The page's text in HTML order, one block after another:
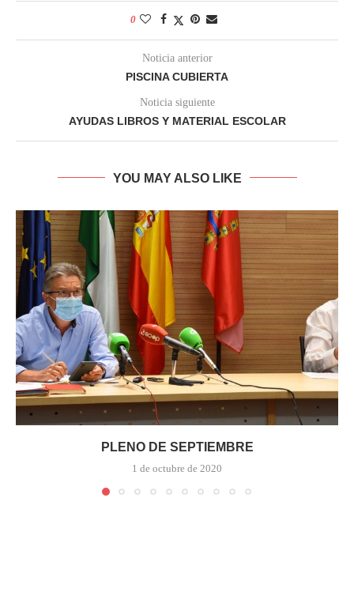
0
Noticia anterior
PISCINA CUBIERTA
Noticia siguiente
AYUDAS LIBROS Y MATERIAL ESCOLAR
YOU MAY ALSO LIKE
PLENO DE SEPTIEMBRE
1 de octubre de 2020